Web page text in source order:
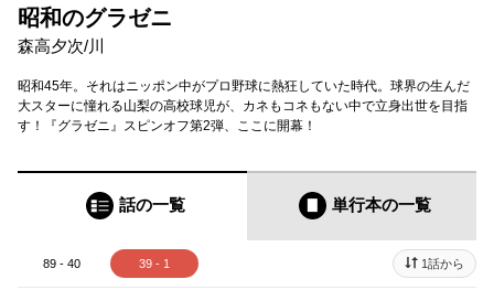
昭和のグラゼニ
森高夕次/川
昭和45年。それはニッポン中がプロ野球に熱狂していた時代。球界の生んだ
大スターに憧れる山梨の高校球児が、カネもコネもない中で立身出世を目指
す！『グラゼニ』スピンオフ第2弾、ここに開幕！
話の一覧 単行本の一覧
89 - 40 39 - 1 1話から